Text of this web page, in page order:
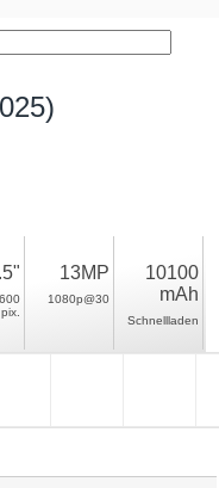
pix.
13MP
1080p@30
10100
mAh
Schnellladen